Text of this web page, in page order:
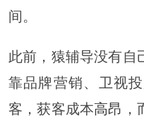
间。
此前，猿辅导没有自
靠品牌营销、卫视
客，获客成本高昂